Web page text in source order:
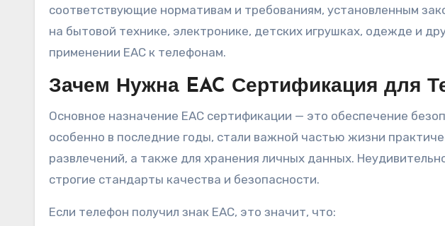
соответствующие нормативам и требованиям, установленным
на бытовой технике, электронике, детских игрушках, одежде и
применении EAC к телефонам.
Зачем Нужна EAC Сертификация для
Основное назначение EAC сертификации — это обеспечение
особенно в последние годы, стали важной частью жизни
развлечений, а также для хранения личных данных.
строгие стандарты качества и безопасности.
Если телефон получил знак EAC, это значит, что: